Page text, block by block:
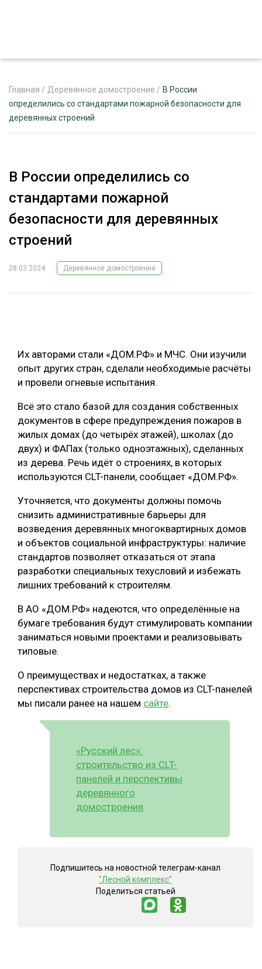
ЖУРНАЛ «ЛЕСНОЙ КОМПЛЕКС»
ЛЕСНОЕ ХОЗЯЙСТВО
ОБРАБОТКА ДРЕВЕСИНЫ
ЛОГИСТИКА
ПРОИЗВОДСТВО ДРЕВЕСНЫХ ПЛИТ
ЦБП
КОМПЛЕКСНАЯ ПЕРЕРАБОТКА
ДЕРЕВЯННОЕ ДОМОСТРОЕНИЕ
БЕЗОПАСНОЕ ПРОИЗВОДСТВО
СОРТИРОВКА ДРЕВЕСИНЫ
СУШКА ДРЕВЕСИНЫ
МЕБЕЛЬНОЕ ПРОИЗВОДСТВО
ПОДБОРКИ СТАТЕЙ
ЭКСПЕРТНОЕ МНЕНИЕ
Главная / Деревянное домостроение / В России
определились со стандартами пожарной безопасности для
деревянных строений
В России определились со
стандартами пожарной
безопасности для деревянных
строений
28.03.2024 Деревянное домостроение
Их авторами стали «ДОМ.РФ» и МЧС. Они изучили
опыт других стран, сделали необходимые расчёты
и провели огневые испытания.
Всё это стало базой для создания собственных
документов в сфере предупреждения пожаров в
жилых домах (до четырёх этажей), школах (до
двух) и ФАПах (только одноэтажных), сделанных
из дерева. Речь идёт о строениях, в которых
используются CLT-панели, сообщает «ДОМ.РФ».
Уточняется, что документы должны помочь
снизить административные барьеры для
возведения деревянных многоквартирных домов
и объектов социальной инфраструктуры: наличие
стандартов позволяет отказаться от этапа
разработки специальных техусловий и избежать
лишних требований к строителям.
В АО «ДОМ.РФ» надеются, что определённые на
бумаге требования будут стимулировать компании
заниматься новыми проектами и реализовывать
типовые.
О преимуществах и недостатках, а также
перспективах строительства домов из CLT-панелей
мы писали ранее на нашем сайте.
«Русский лес»:
строительство из CLT-
панелей и перспективы
деревянного
домостроения
Подпишитесь на новостной телеграм-канал
"Лесной комплекс"
Поделиться статьей